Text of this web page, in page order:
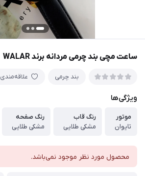
ساعت مچی بند چرمی مردانه برند WALAR
بند چرمی علاقه‌مندی
ویژگی‌ها
موتور
تایوان
رنگ قاب
مشکی طلایی
رنگ صفحه
مشکی طلایی
محصول مورد نظر موجود نمی‌باشد.